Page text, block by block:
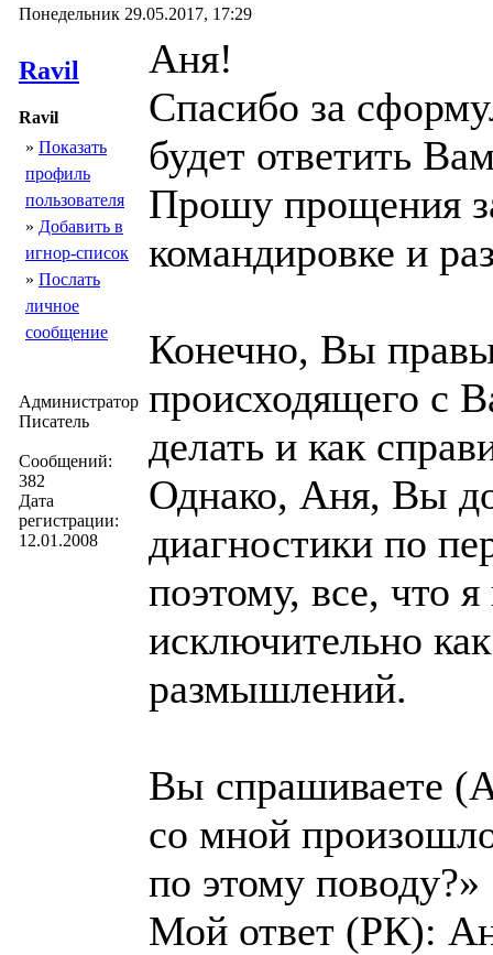
Понедельник 29.05.2017, 17:29
Ravil
Ravil
» Показать
профиль
пользователя
» Добавить в
игнор-список
» Послать
личное
сообщение
Администратор
Писатель
Сообщений:
382
Дата
регистрации:
12.01.2008
Аня!
Спасибо за
будет ответить
Прошу прощения
командировке и
Конечно, Вы
происходящего с
делать и как
Однако, Аня, Вы
диагностики по
поэтому, все, что
исключительно
размышлений.
Вы спрашиваете
со мной
по этому поводу?»
Мой ответ (РК):